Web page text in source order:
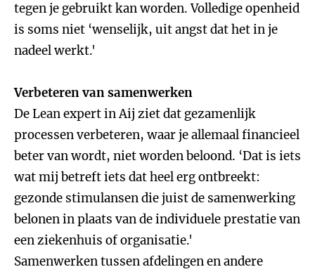
tegen je gebruikt kan worden. Volledige openheid
is soms niet ‘wenselijk, uit angst dat het in je
nadeel werkt.'
Verbeteren van samenwerken
De Lean expert in Aij ziet dat gezamenlijk
processen verbeteren, waar je allemaal financieel
beter van wordt, niet worden beloond. ‘Dat is iets
wat mij betreft iets dat heel erg ontbreekt:
gezonde stimulansen die juist de samenwerking
belonen in plaats van de individuele prestatie van
een ziekenhuis of organisatie.'
Samenwerken tussen afdelingen en andere